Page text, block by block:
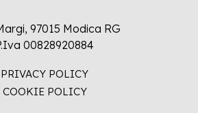
97015 Modica RG
00828920884
PRIVACY POLICY
COOKIE POLICY